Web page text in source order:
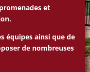
et
équipes ainsi que de
de nombreuses